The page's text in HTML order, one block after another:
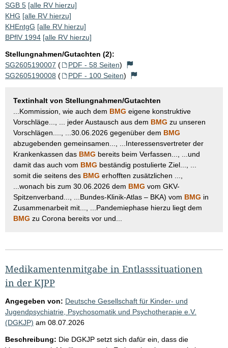
SGB 5 [alle RV hierzu]
KHG [alle RV hierzu]
KHEntgG [alle RV hierzu]
BPflV 1994 [alle RV hierzu]
Stellungnahmen/Gutachten (2):
SG2605190007 ( PDF - 58 Seiten)
SG2605190008 ( PDF - 100 Seiten)
Textinhalt von Stellungnahmen/Gutachten
...Kommission, wie auch dem BMG eigene konstruktive
Vorschläge..., ... jeder Austausch aus dem BMG zu unseren
Vorschlägen...., ...30.06.2026 gegenüber dem BMG
abzugebenden gemeinsamen..., ...Interessensvertreter der
Krankenkassen das BMG bereits beim Verfassen..., ...und
damit das auch vom BMG beständig postulierte Ziel..., ...
somit die seitens des BMG erhofften zusätzlichen ...,
...wonach bis zum 30.06.2026 dem BMG vom GKV-
Spitzenverband..., ...Bundes-Klinik-Atlas – BKA) vom BMG in
Zusammenarbeit mit..., ...Pandemiephase hierzu liegt dem
BMG zu Corona bereits vor und...
Medikamentenmitgabe in Entlasssituationen
in der KJPP
Angegeben von: Deutsche Gesellschaft für Kinder- und
Jugendpsychiatrie, Psychosomatik und Psychotherapie e.V.
(DGKJP) am 08.07.2026
Beschreibung: Die DGKJP setzt sich dafür ein, dass die